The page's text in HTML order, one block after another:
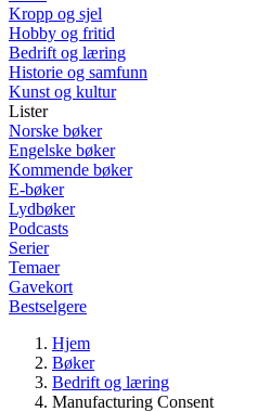
Kropp og sjel
Hobby og fritid
Bedrift og læring
Historie og samfunn
Kunst og kultur
Lister
Norske bøker
Engelske bøker
Kommende bøker
E-bøker
Lydbøker
Podcasts
Serier
Temaer
Gavekort
Bestselgere
Hjem
Bøker
Bedrift og læring
Manufacturing Consent